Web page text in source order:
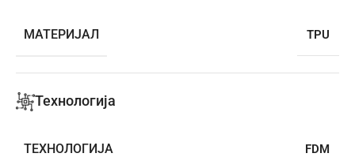
МАТЕРИЈАЛ TPU
Технологија
ТЕХНОЛОГИЈА FDM